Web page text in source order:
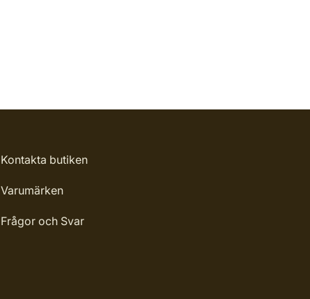
Kontakta butiken
Varumärken
Frågor och Svar